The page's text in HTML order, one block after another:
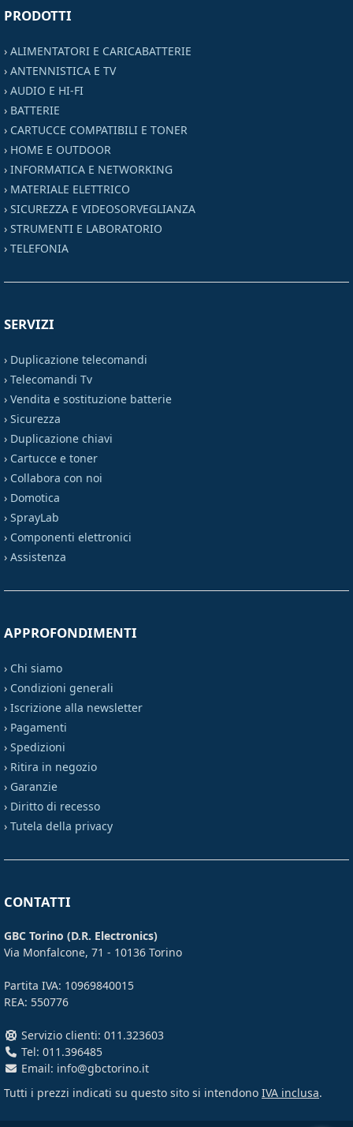
PRODOTTI
› ALIMENTATORI E CARICABATTERIE
› ANTENNISTICA E TV
› AUDIO E HI-FI
› BATTERIE
› CARTUCCE COMPATIBILI E TONER
› HOME E OUTDOOR
› INFORMATICA E NETWORKING
› MATERIALE ELETTRICO
› SICUREZZA E VIDEOSORVEGLIANZA
› STRUMENTI E LABORATORIO
› TELEFONIA
SERVIZI
› Duplicazione telecomandi
› Telecomandi Tv
› Vendita e sostituzione batterie
› Sicurezza
› Duplicazione chiavi
› Cartucce e toner
› Collabora con noi
› Domotica
› SprayLab
› Componenti elettronici
› Assistenza
APPROFONDIMENTI
› Chi siamo
› Condizioni generali
› Iscrizione alla newsletter
› Pagamenti
› Spedizioni
› Ritira in negozio
› Garanzie
› Diritto di recesso
› Tutela della privacy
CONTATTI
GBC Torino (D.R. Electronics)
Via Monfalcone, 71 - 10136 Torino
Partita IVA: 10969840015
REA: 550776
Servizio clienti: 011.323603
Tel: 011.396485
Email: info@gbctorino.it
Tutti i prezzi indicati su questo sito si intendono IVA inclusa.